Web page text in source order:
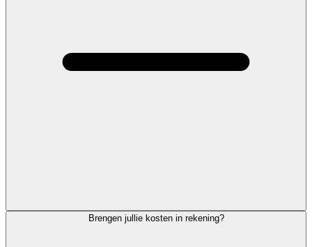
Brengen jullie kosten in rekening?